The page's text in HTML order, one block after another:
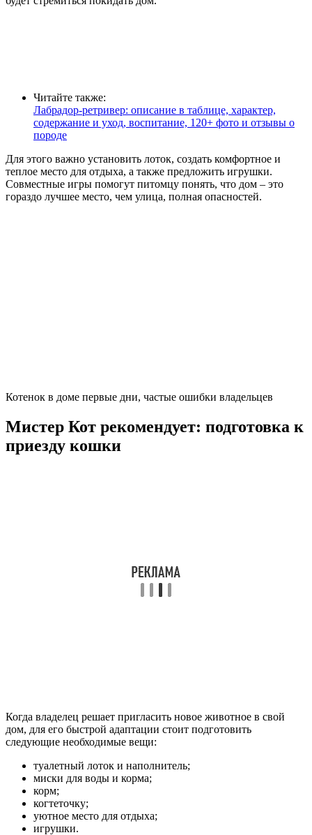
Читайте также:
Лабрадор-ретривер: описание в таблице, характер,
содержание и уход, воспитание, 120+ фото и отзывы о
породе
Для этого важно установить лоток, создать комфортное и
теплое место для отдыха, а также предложить игрушки.
Совместные игры помогут питомцу понять, что дом – это
гораздо лучшее место, чем улица, полная опасностей.
Котенок в доме первые дни, частые ошибки владельцев
Мистер Кот рекомендует: подготовка к
приезду кошки
Когда владелец решает пригласить новое животное в свой
дом, для его быстрой адаптации стоит подготовить
следующие необходимые вещи:
туалетный лоток и наполнитель;
миски для воды и корма;
корм;
когтеточку;
уютное место для отдыха;
игрушки.